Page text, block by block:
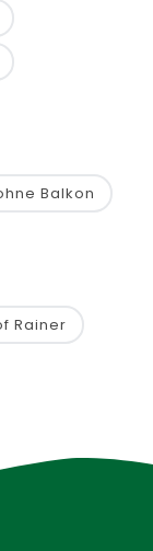
Balkon
Rainer